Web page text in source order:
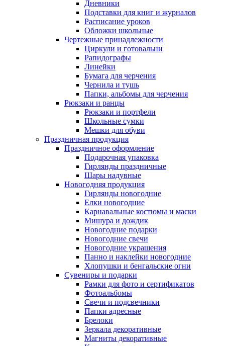
Дневники
Подставки для книг и журналов
Расписание уроков
Обложки школьные
Чертежные принадлежности
Циркули и готовальни
Рапидографы
Линейки
Бумага для черчения
Чернила и тушь
Папки, альбомы для черчения
Рюкзаки и ранцы
Рюкзаки и портфели
Школьные сумки
Мешки для обуви
Праздничная продукция
Праздничное оформление
Подарочная упаковка
Гирлянды праздничные
Шары надувные
Новогодняя продукция
Гирлянды новогодние
Елки новогодние
Карнавальные костюмы и маски
Мишура и дождик
Новогодние подарки
Новогодние свечи
Новогодние украшения
Панно и наклейки новогодние
Хлопушки и бенгальские огни
Сувениры и подарки
Рамки для фото и сертификатов
Фотоальбомы
Свечи и подсвечники
Папки адресные
Брелоки
Зеркала декоративные
Магниты декоративные